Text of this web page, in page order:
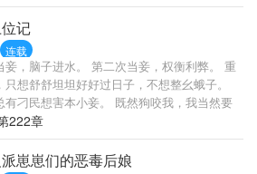
一世，黑心莲小白花肯定是要收拾的，顺便
是这恩报着报着，怎么就有点不对劲？ 醉酒
将自己堵在角落，大拇指压上红唇，眼神迷
......” “你清醒一下！” “啾~” “我不喜欢你！”
你住手我叫人了！” “啾啾啾啾啾~”
记
连载
妾，脑子进水。 第二次当妾，权衡利弊。 重
只想舒舒坦坦好好过日子，不想整幺蛾子。
有刁民想害本小妾。 既然狗咬我，我当然要
！
222章
崽崽们的恶毒后娘